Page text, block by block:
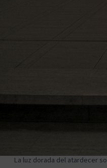
La luz dorada del atardecer